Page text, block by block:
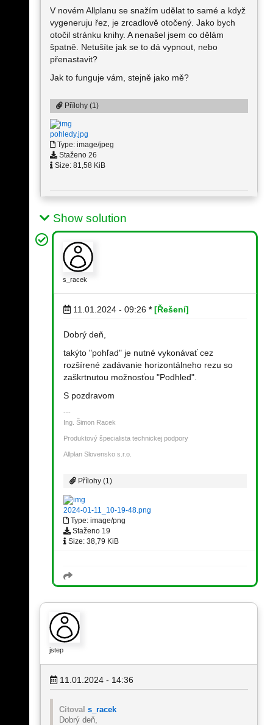
V novém Allplanu se snažím udělat to samé a když
vygeneruju řez, je zrcadlově otočený. Jako bych
otočil stránku knihy. A nenašel jsem co dělám
špatně. Netušíte jak se to dá vypnout, nebo
přenastavit?
Jak to funguje vám, stejně jako mě?
Přílohy (1)
pohledy.jpg
Type: image/jpeg
Staženo 26
Size: 81,58 KiB
Show solution
s_racek
11.01.2024 - 09:26 * [Řešení]
Dobrý deň,
takýto "pohľad" je nutné vykonávať cez
rozšírené zadávanie horizontálneho rezu so
zaškrtnutou možnosťou "Podhled".
S pozdravom
Ing. Šimon Racek
Produktový špecialista technickej podpory
Allplan Slovensko s.r.o.
Přílohy (1)
2024-01-11_10-19-48.png
Type: image/png
Staženo 19
Size: 38,79 KiB
jstep
11.01.2024 - 14:36
Citoval s_racek
Dobrý deň,